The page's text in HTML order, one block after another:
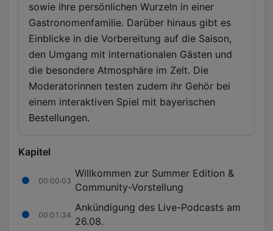
sowie ihre persönlichen Wurzeln in einer
Gastronomenfamilie. Darüber hinaus gibt es
Einblicke in die Vorbereitung auf die Saison,
den Umgang mit internationalen Gästen und
die besondere Atmosphäre im Zelt. Die
Moderatorinnen testen zudem ihr Gehör bei
einem interaktiven Spiel mit bayerischen
Bestellungen.
Kapitel
00:00:03
Willkommen zur Summer Edition &
Community-Vorstellung
00:01:34
Ankündigung des Live-Podcasts am
26.08.